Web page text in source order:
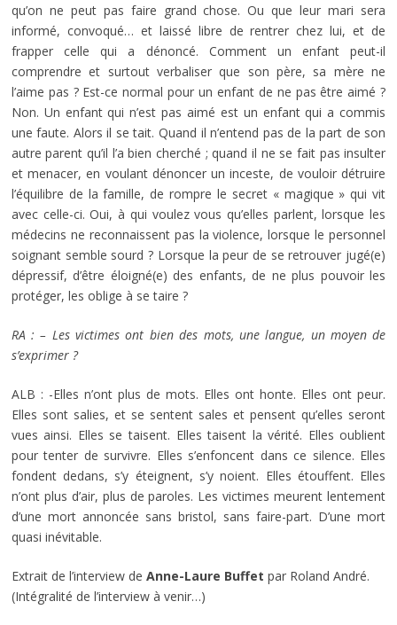
qu’on ne peut pas faire grand chose. Ou que leur mari sera
informé, convoqué… et laissé libre de rentrer chez lui, et de
frapper celle qui a dénoncé. Comment un enfant peut-il
comprendre et surtout verbaliser que son père, sa mère ne
l’aime pas ? Est-ce normal pour un enfant de ne pas être aimé ?
Non. Un enfant qui n’est pas aimé est un enfant qui a commis
une faute. Alors il se tait. Quand il n’entend pas de la part de son
autre parent qu’il l’a bien cherché ; quand il ne se fait pas insulter
et menacer, en voulant dénoncer un inceste, de vouloir détruire
l’équilibre de la famille, de rompre le secret « magique » qui vit
avec celle-ci. Oui, à qui voulez vous qu’elles parlent, lorsque les
médecins ne reconnaissent pas la violence, lorsque le personnel
soignant semble sourd ? Lorsque la peur de se retrouver jugé(e)
dépressif, d’être éloigné(e) des enfants, de ne plus pouvoir les
protéger, les oblige à se taire ?
RA : – Les victimes ont bien des mots, une langue, un moyen de
s’exprimer ?
ALB : -Elles n’ont plus de mots. Elles ont honte. Elles ont peur.
Elles sont salies, et se sentent sales et pensent qu’elles seront
vues ainsi. Elles se taisent. Elles taisent la vérité. Elles oublient
pour tenter de survivre. Elles s’enfoncent dans ce silence. Elles
fondent dedans, s’y éteignent, s’y noient. Elles étouffent. Elles
n’ont plus d’air, plus de paroles. Les victimes meurent lentement
d’une mort annoncée sans bristol, sans faire-part. D’une mort
quasi inévitable.
Extrait de l’interview de Anne-Laure Buffet par Roland André.
(Intégralité de l’interview à venir…)